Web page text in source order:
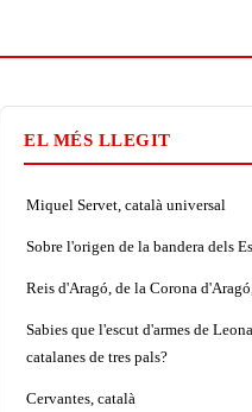
EL MÉS LLEGIT
Miquel Servet, català universal
Sobre l'origen de la bandera dels
Reis d'Aragó, de la Corona
Sabies que l'escut d'armes de
catalanes de tres pals?
Cervantes, català